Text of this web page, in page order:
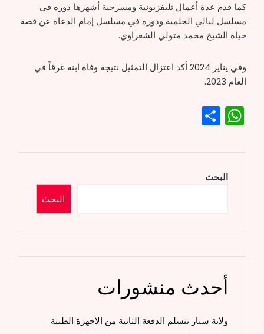
كما قدم عدة أعمال تليفزيونية ومسرحية أشهرها دوره في
مسلسل ليالي الحلمية ودوره في مسلسل إمام الدعاة عن قصة
حياة الشيخ محمد متولي الشعراوي.
وفي يناير 2024 أكد اعتزال التمثيل نتيجة وفاة ابنه غرقاً في
العام 2023.
WhatsApp
البحث
البحث
أحدث منشورات
ولاية سنار تتسلم الدفعة الثانية من الأجهزة الطبية